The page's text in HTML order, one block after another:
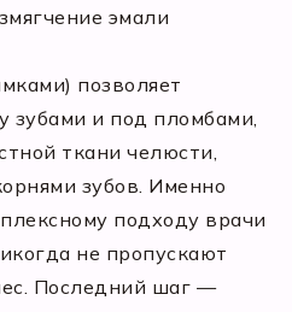
эмали
позволяет
зубами и под пломбами,
ткани челюсти,
зубов. Именно
подходу врачи
не пропускают
Последний шаг —